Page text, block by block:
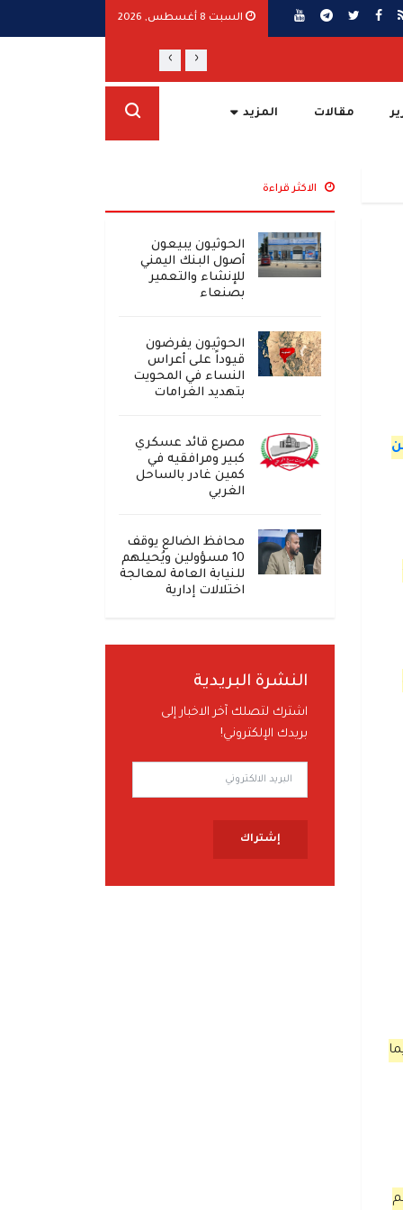
السبت 8 أغسطس, 2026
مجلس الدفاع الوطني يقر الرد الحازم على
‹
›
مقالات المزيد
الاكثر قراءة
الحوثيون يبيعون
أصول البنك اليمني
للإنشاء والتعمير
بصنعاء
الحوثيون يفرضون
قيوداً على أعراس
النساء في المحويت
بتهديد الغرامات
مصرع قائد عسكري
كبير ومرافقيه في
كمين غادر بالساحل
الغربي
محافظ الضالع يوقف
10 مسؤولين ويُحيلهم
للنيابة العامة لمعالجة
اختلالات إدارية
النشرة البريدية
اشترك لتصلك آخر الاخبار إلى
بريدك الإلكتروني!
إشتراك